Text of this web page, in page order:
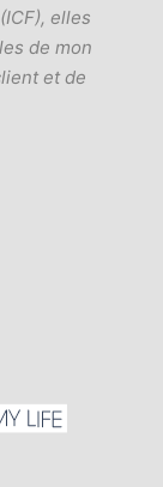
elles
de mon
et de